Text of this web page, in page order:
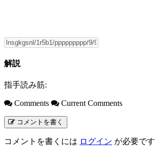
解説
指手読み筋:
Comments Current Comments
コメントを書く
コメントを書くには ログイン が必要です